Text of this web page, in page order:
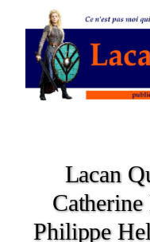
Lacan
Philippe